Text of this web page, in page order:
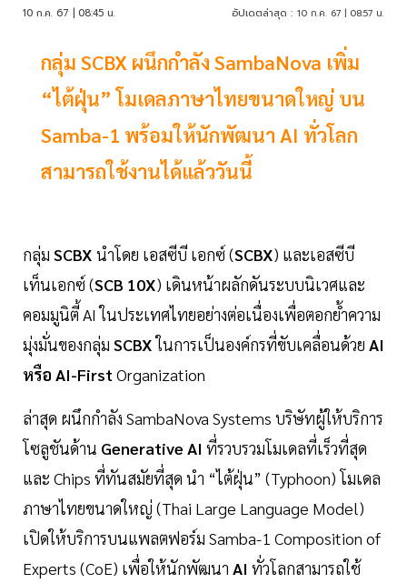
10 ก.ค. 67 | 08:45 น. อัปเดตล่าสุด : 10 ก.ค. 67 | 08:57 น.
กลุ่ม SCBX ผนึกกำลัง SambaNova เพิ่ม
“ไต้ฝุ่น” โมเดลภาษาไทยขนาดใหญ่ บน
Samba-1 พร้อมให้นักพัฒนา AI ทั่วโลก
สามารถใช้งานได้แล้ววันนี้
กลุ่ม SCBX นำโดย เอสซีบี เอกซ์ (SCBX) และเอสซีบี
เท็นเอกซ์ (SCB 10X) เดินหน้าผลักดันระบบนิเวศและ
คอมมูนิตี้ AI ในประเทศไทยอย่างต่อเนื่องเพื่อตอกย้ำความ
มุ่งมั่นของกลุ่ม SCBXในการเป็นองค์กรที่ขับเคลื่อนด้วย AI
หรือ AI-FirstOrganization
ล่าสุด ผนึกกำลัง SambaNova Systems บริษัทผู้ให้บริการ
โซลูชันด้าน Generative AI ที่รวบรวมโมเดลที่เร็วที่สุด
และ Chips ที่ทันสมัยที่สุด นำ “ไต้ฝุ่น” (Typhoon) โมเดล
ภาษาไทยขนาดใหญ่ (Thai Large Language Model)
เปิดให้บริการบนแพลตฟอร์ม Samba-1 Composition of
Experts (CoE) เพื่อให้นักพัฒนา AI ทั่วโลกสามารถใช้